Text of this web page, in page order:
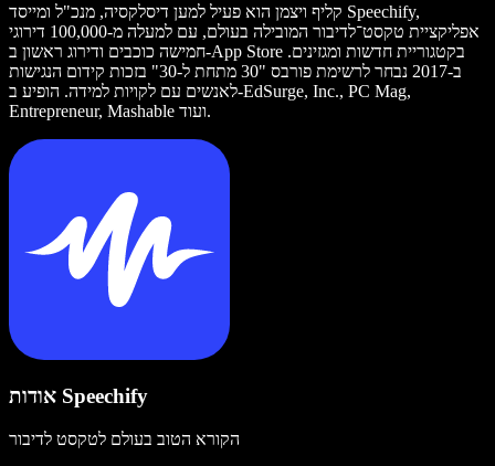
קליף ויצמן הוא פעיל למען דיסלקסיה, מנכ"ל ומייסד Speechify,
אפליקציית טקסט־לדיבור המובילה בעולם, עם למעלה מ-100,000 דירוגי
חמישה כוכבים ודירוג ראשון ב-App Store בקטגוריית חדשות ומגזינים.
ב-2017 נבחר לרשימת פורבס "30 מתחת ל-30" בזכות קידום הנגישות
לאנשים עם לקויות למידה. הופיע ב-EdSurge, Inc., PC Mag,
Entrepreneur, Mashable ועוד.
אודות Speechify
הקורא הטוב בעולם לטקסט לדיבור